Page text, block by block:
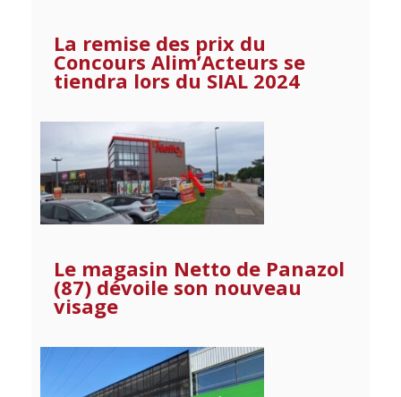
La remise des prix du
Concours Alim’Acteurs se
tiendra lors du SIAL 2024
Le magasin Netto de Panazol
(87) dévoile son nouveau
visage